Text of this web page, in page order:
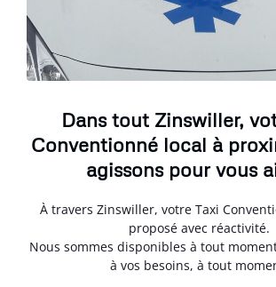
Dans tout Zinswiller,
Conventionné local à
agissons pour vous
À travers Zinswiller, votre Taxi
proposé avec réactivité.
Nous sommes disponibles à tout
à vos besoins, à tout